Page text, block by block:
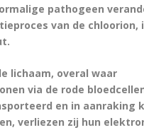
pathogeen
van de chloorion,
lichaam, overal waar
via de rode
en in aanraking
verliezen zij hun